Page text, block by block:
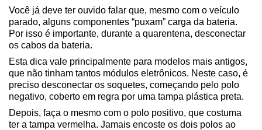
Você já deve ter ouvido falar que, mesmo com o veículo
parado, alguns componentes “puxam” carga da bateria.
Por isso é importante, durante a quarentena, desconectar
os cabos da bateria.
Esta dica vale principalmente para modelos mais antigos,
que não tinham tantos módulos eletrônicos. Neste caso, é
preciso desconectar os soquetes, começando pelo polo
negativo, coberto em regra por uma tampa plástica preta.
Depois, faça o mesmo com o polo positivo, que costuma
ter a tampa vermelha. Jamais encoste os dois polos ao